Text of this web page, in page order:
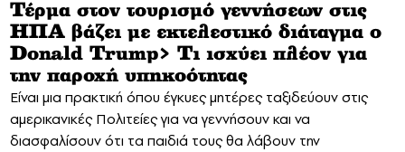
Τέρμα στον τουρισμό γεννήσεων στις
ΗΠΑ βάζει με εκτελεστικό διάταγμα ο
Donald Trump> Τι ισχύει πλέον για
την παροχή υπηκοότητας
Είναι μια πρακτική όπου έγκυες μητέρες ταξιδεύουν στις
αμερικανικές Πολιτείες για να γεννήσουν και να
διασφαλίσουν ότι τα παιδιά τους θα λάβουν την